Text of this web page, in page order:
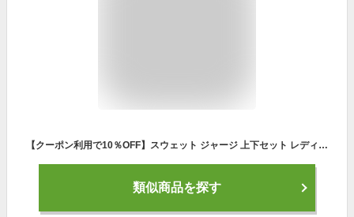
【クーポン利用で10％OFF】スウェット ジャージ 上下セット レディース ジャージ セットアップ 女の子 おしゃれ 着痩せ 上下 スウェット 長袖 春 秋 冬 可愛い カジュアル スポーツウェア ジム ルームウェア 部屋着 パーカー ゆったり 普段着 運動着 アウトドア 通学 散歩
類似商品を探す